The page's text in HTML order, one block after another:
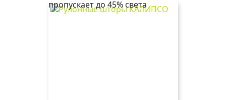
пропускает до 45% света
бирюзовый
коричневый
бежевый
белый